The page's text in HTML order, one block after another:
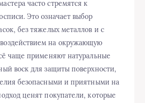
часто стремятся к
Это означает выбор
без тяжелых металлов и с
на окружающую
чаще применяют натуральные
воск для защиты поверхности,
безопасными и приятными на
ценят покупатели, которые